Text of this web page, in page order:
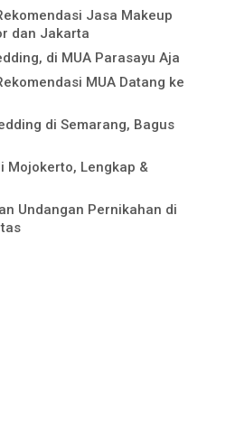
Jasa Makeup
dan Jakarta
di MUA Parasayu Aja
MUA Datang ke
di Semarang, Bagus
Mojokerto, Lengkap &
Undangan Pernikahan di